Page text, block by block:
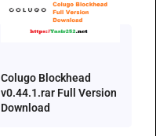
Colugo Blockhead
v0.44.1.rar Full Version
Download